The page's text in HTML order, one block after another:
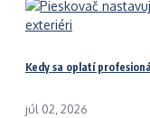
Kedy sa oplatí
júl 02, 2026